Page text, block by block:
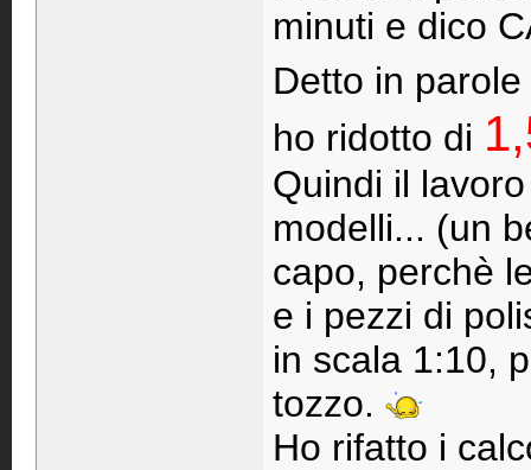
minuti e dico
Detto in
ho ridotto di
Quindi il
modelli... (un
capo, perchè
e i pezzi di
in scala 1:10,
tozzo.
Ho rifatto i